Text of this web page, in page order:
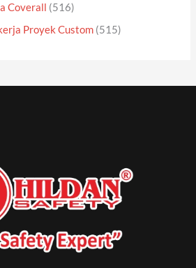
Coverall (516)
Proyek Custom (515)